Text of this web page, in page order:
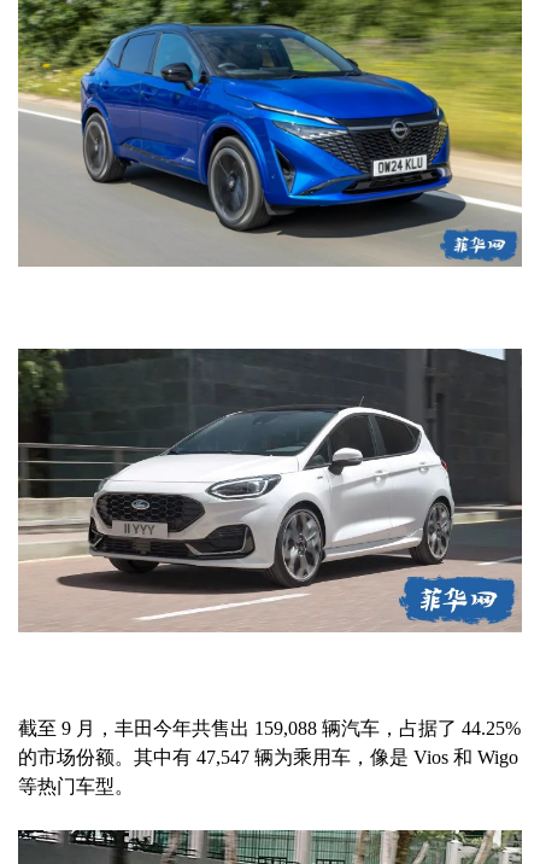
截至 9 月，丰田今年共售出 159,088 辆汽车，占据了 44.25%
的市场份额。其中有 47,547 辆为乘用车，像是 Vios 和 Wigo
等热门车型。